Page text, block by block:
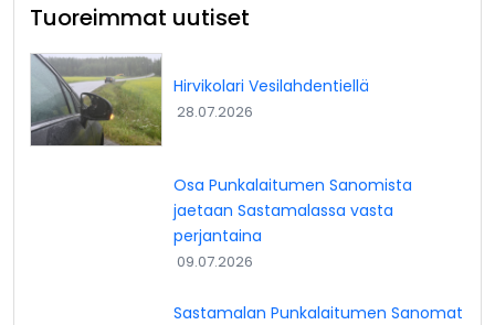
Tuoreimmat uutiset
Hirvikolari Vesilahdentiellä
28.07.2026
Osa Punkalaitumen Sanomista
jaetaan Sastamalassa vasta
perjantaina
09.07.2026
Sastamalan Punkalaitumen Sanomat